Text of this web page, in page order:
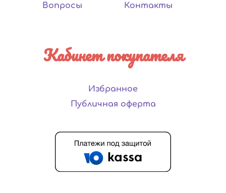
Вопросы
Контакты
Кабинет покупателя
Избранное
Публичная оферта